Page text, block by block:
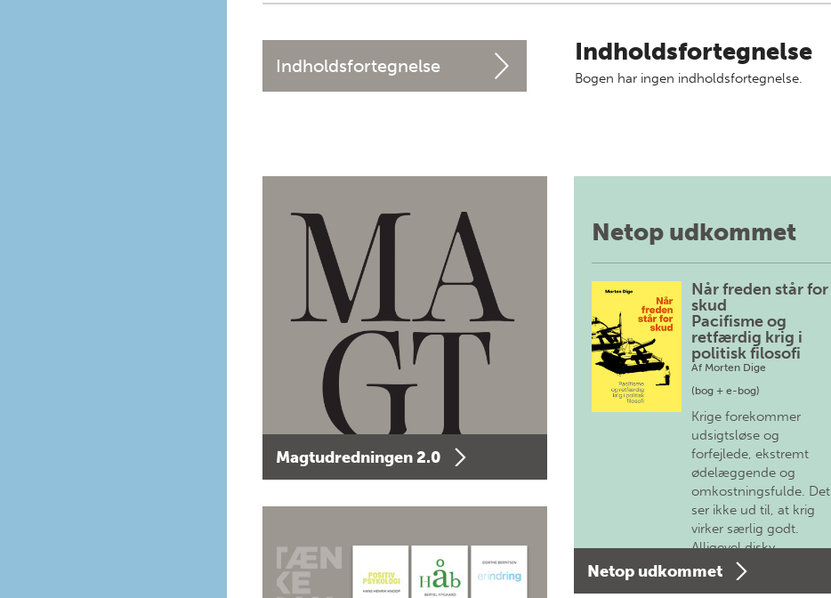
Indholdsfortegnelse Indholdsfortegnelse
Bogen har ingen indholdsfortegnelse.
Magtudredningen 2.0
Netop udkommet
Når freden står for
skud
Pacifisme og
retfærdig krig i
politisk filosofi
Af Morten Dige
(bog + e-bog)
Krige forekommer
udsigtsløse og
forfejlede, ekstremt
ødelæggende og
omkostningsfulde. Det
ser ikke ud til, at krig
virker særlig godt.
Alligevel diskv…
Netop udkommet